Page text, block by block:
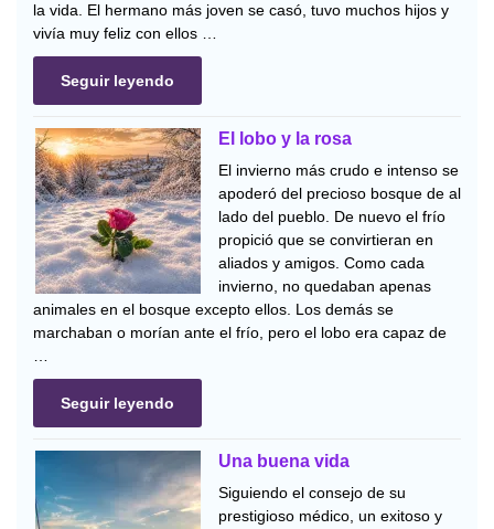
la vida. El hermano más joven se casó, tuvo muchos hijos y
vivía muy feliz con ellos …
Seguir leyendo
El lobo y la rosa
El invierno más crudo e intenso se
apoderó del precioso bosque de al
lado del pueblo. De nuevo el frío
propició que se convirtieran en
aliados y amigos. Como cada
invierno, no quedaban apenas
animales en el bosque excepto ellos. Los demás se
marchaban o morían ante el frío, pero el lobo era capaz de
…
Seguir leyendo
Una buena vida
Siguiendo el consejo de su
prestigioso médico, un exitoso y